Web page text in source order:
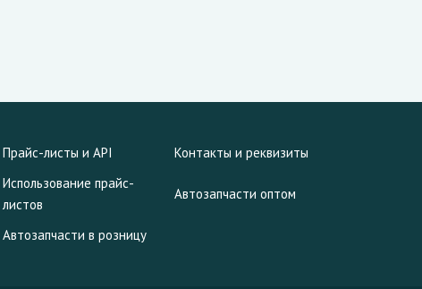
Прайс-листы и API Контакты и реквизиты
Использование прайс-
листов
Автозапчасти оптом
Автозапчасти в розницу